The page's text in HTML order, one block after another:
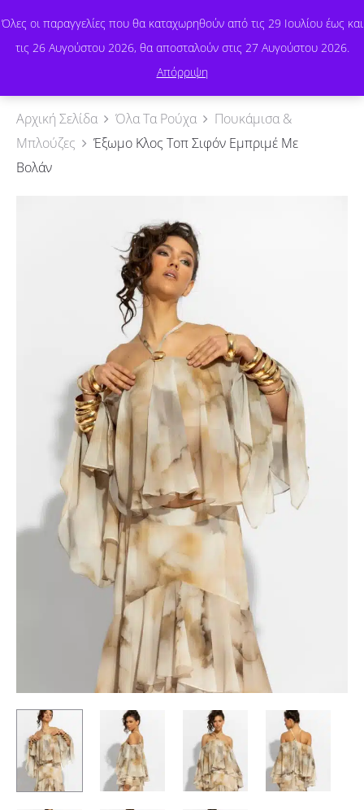
Όλες οι παραγγελίες που θα καταχωρηθούν από τις 29 Ιουλίου έως και
τις 26 Αυγούστου 2026, θα αποσταλούν στις 27 Αυγούστου 2026.
Απόρριψη
Αρχική Σελίδα Όλα Τα Ρούχα
Πουκάμισα &
Μπλούζες
Έξωμο Κλος Τοπ Σιφόν Εμπριμέ Με
Βολάν